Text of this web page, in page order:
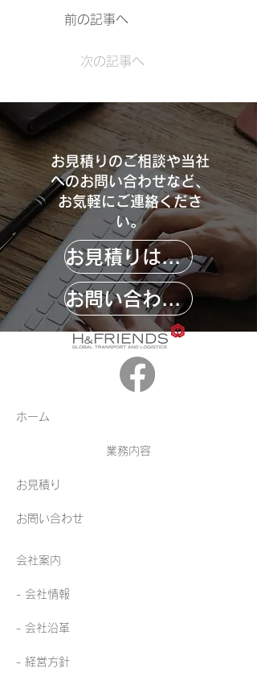
前の記事へ
次の記事へ
お見積りのご相談や当社
へのお問い合わせなど、
お気軽にご連絡くださ
い。
お見積りはこちら
お問い合わせはこちら
ホーム
業務内容
お見積り
お問い合わせ
会社案内
- 会社情報
- 会社沿革
- 経営方針